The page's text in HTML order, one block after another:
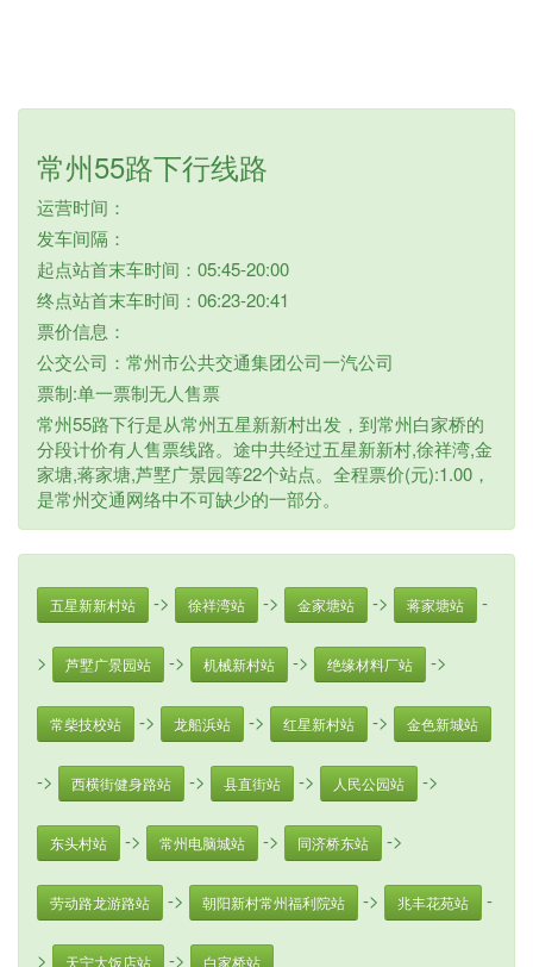
常州55路下行线路
运营时间：
发车间隔：
起点站首末车时间：05:45-20:00
终点站首末车时间：06:23-20:41
票价信息：
公交公司：常州市公共交通集团公司一汽公司
票制:单一票制无人售票
常州55路下行是从常州五星新新村出发，到常州白家桥的
分段计价有人售票线路。途中共经过五星新新村,徐祥湾,金
家塘,蒋家塘,芦墅广景园等22个站点。全程票价(元):1.00，
是常州交通网络中不可缺少的一部分。
五星新新村站 -> 徐祥湾站 -> 金家塘站 -> 蒋家塘站 -
> 芦墅广景园站 -> 机械新村站 -> 绝缘材料厂站 ->
常柴技校站 -> 龙船浜站 -> 红星新村站 -> 金色新城站
-> 西横街健身路站 -> 县直街站 -> 人民公园站 ->
东头村站 -> 常州电脑城站 -> 同济桥东站 ->
劳动路龙游路站 -> 朝阳新村常州福利院站 -> 兆丰花苑站 -
> 天宁大饭店站 -> 白家桥站